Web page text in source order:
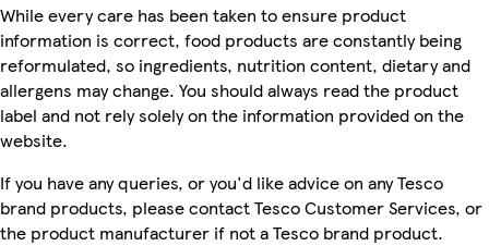
While every care has been taken to ensure product
information is correct, food products are constantly being
reformulated, so ingredients, nutrition content, dietary and
allergens may change. You should always read the product
label and not rely solely on the information provided on the
website.
If you have any queries, or you'd like advice on any Tesco
brand products, please contact Tesco Customer Services, or
the product manufacturer if not a Tesco brand product.